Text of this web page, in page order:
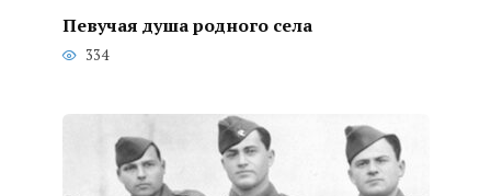
Певучая душа родного села
334